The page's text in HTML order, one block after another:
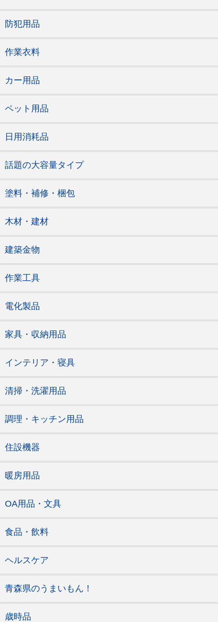
防犯用品
作業衣料
カー用品
ペット用品
日用消耗品
話題の大容量タイプ
塗料・補修・梱包
木材・建材
建築金物
作業工具
電化製品
家具・収納用品
インテリア・寝具
清掃・洗濯用品
調理・キッチン用品
住設機器
暖房用品
OA用品・文具
食品・飲料
ヘルスケア
青森県のうまいもん！
歳時品